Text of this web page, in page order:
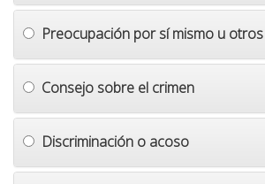
Preocupación por sí mismo u otros
Consejo sobre el crimen
Discriminación o acoso